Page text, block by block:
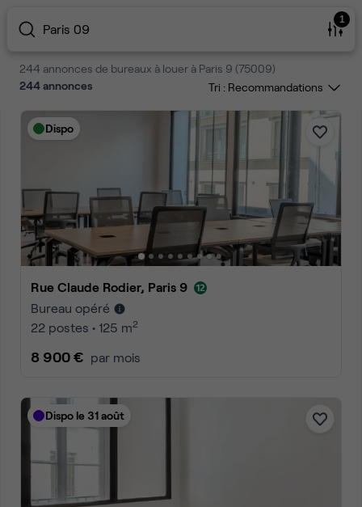
Paris 09
1
244 annonces de bureaux à louer à Paris 9 (75009)
244annonces Tri :
Dispo
Rue Claude Rodier, Paris 9
Bureau opéré
22 postes • 125 m2
8 900 € par mois
Dispo le 31 août